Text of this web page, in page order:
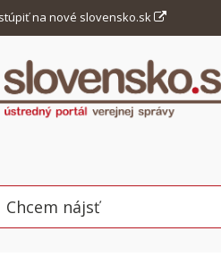
na nové slovensko.sk